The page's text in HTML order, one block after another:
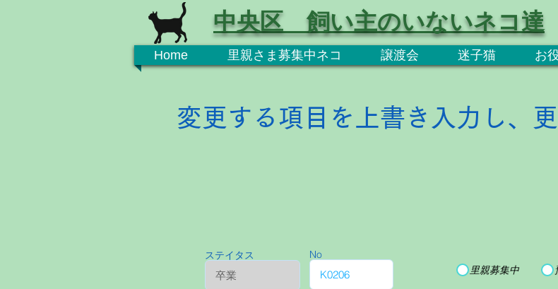
Home 里親さま募集中ネコ 譲渡会 迷子猫 お
中央区 飼い主のいないネコ達
変更する項目を上書き入力し、
ステイタス No
里親募集中